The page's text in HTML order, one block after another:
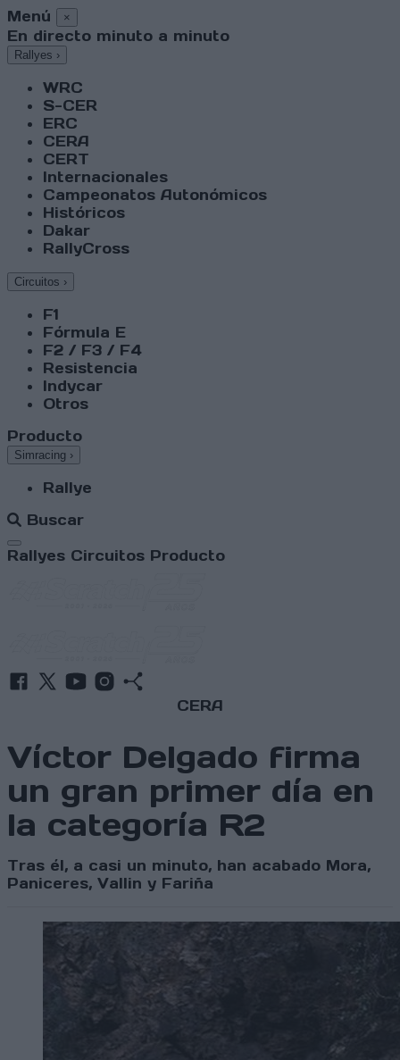
Menú ×
En directo minuto a minuto
Rallyes ›
WRC
S-CER
ERC
CERA
CERT
Internacionales
Campeonatos Autonómicos
Históricos
Dakar
RallyCross
Circuitos ›
F1
Fórmula E
F2 / F3 / F4
Resistencia
Indycar
Otros
Producto
Simracing ›
Rallye
Buscar
Abrir menú
Rallyes Circuitos Producto
CERA
Víctor Delgado firma
un gran primer día en
la categoría R2
Tras él, a casi un minuto, han acabado Mora,
Paniceres, Vallin y Fariña